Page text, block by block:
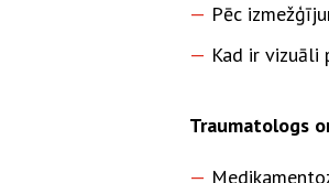
Pēc
Kad ir vizuāli
Traumatologs